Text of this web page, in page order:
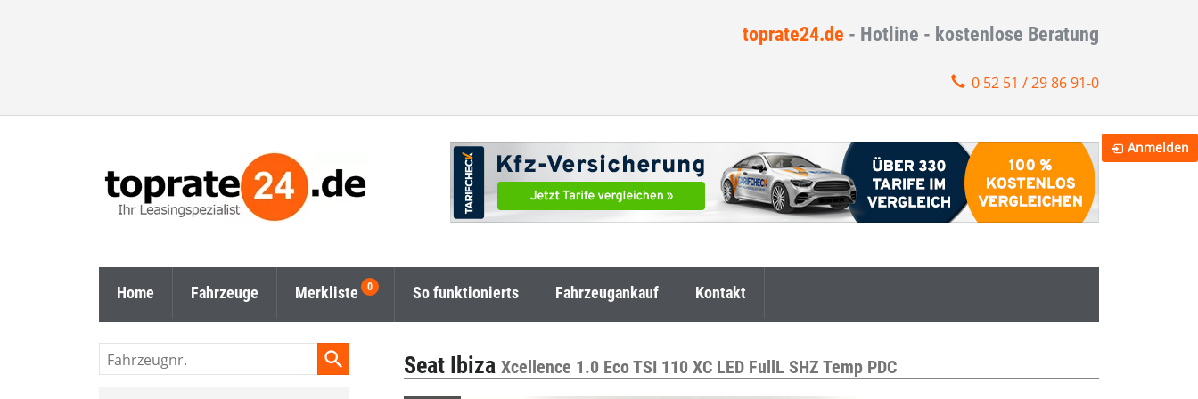
toprate24.de - Hotline - kostenlose Beratung
0 52 51 / 29 86 91-0
Home Fahrzeuge Merkliste So funktionierts Fahrzeugankauf Kontakt
Seat IbizaXcellence 1.0 Eco TSI 110 XC LED FullL SHZ Temp PDC
Fahrzeugnr.
Anmelden